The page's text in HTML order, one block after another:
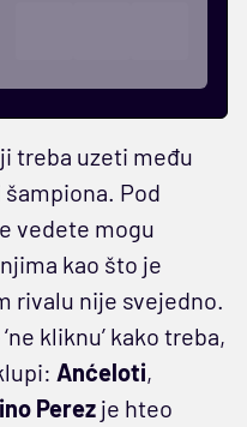
treba uzeti među
Pod
vedete mogu
kao što je
rivalu nije svejedno.
‘ne kliknu’ kako treba,
Anćeloti,
Perez je hteo